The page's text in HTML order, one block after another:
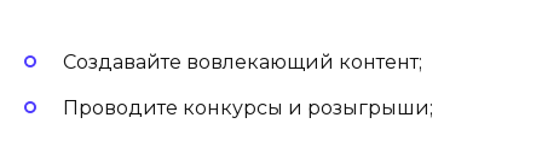
Создавайте вовлекающий контент;
Проводите конкурсы и розыгрыши;